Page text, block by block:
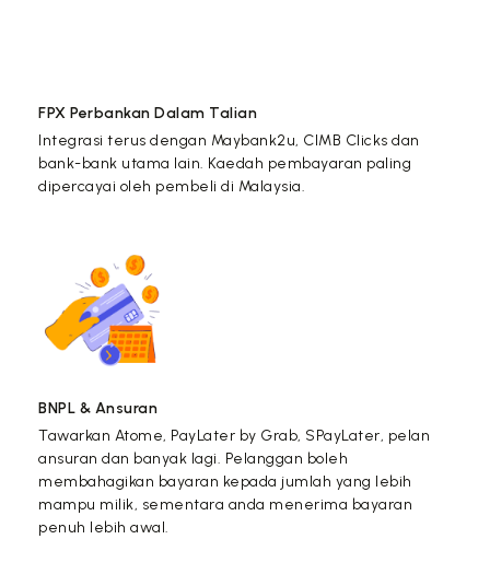
FPX Perbankan Dalam Talian
Integrasi terus dengan Maybank2u, CIMB Clicks dan
bank-bank utama lain. Kaedah pembayaran paling
dipercayai oleh pembeli di Malaysia.
BNPL & Ansuran
Tawarkan Atome, PayLater by Grab, SPayLater, pelan
ansuran dan banyak lagi. Pelanggan boleh
membahagikan bayaran kepada jumlah yang lebih
mampu milik, sementara anda menerima bayaran
penuh lebih awal.